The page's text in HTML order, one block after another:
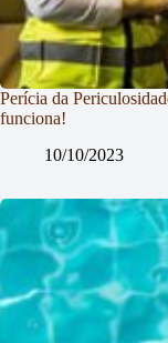
Perícia da
funciona!
10/10/2023